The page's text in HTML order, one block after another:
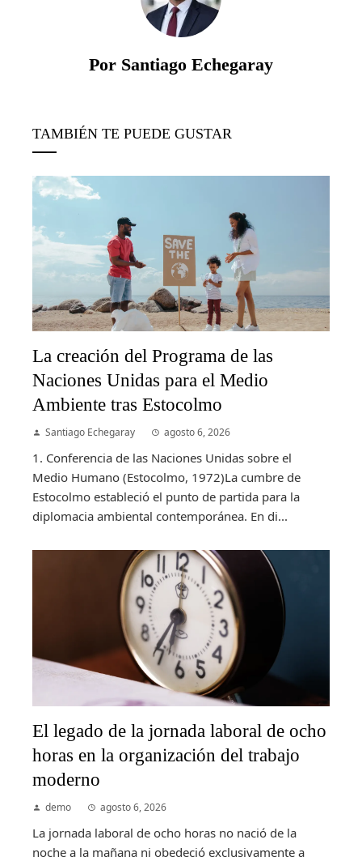
Por Santiago Echegaray
TAMBIÉN TE PUEDE GUSTAR
La creación del Programa de las
Naciones Unidas para el Medio
Ambiente tras Estocolmo
Santiago Echegaray agosto 6, 2026
1. Conferencia de las Naciones Unidas sobre el
Medio Humano (Estocolmo, 1972)La cumbre de
Estocolmo estableció el punto de partida para la
diplomacia ambiental contemporánea. En di...
El legado de la jornada laboral de ocho
horas en la organización del trabajo
moderno
demo agosto 6, 2026
La jornada laboral de ocho horas no nació de la
noche a la mañana ni obedeció exclusivamente a